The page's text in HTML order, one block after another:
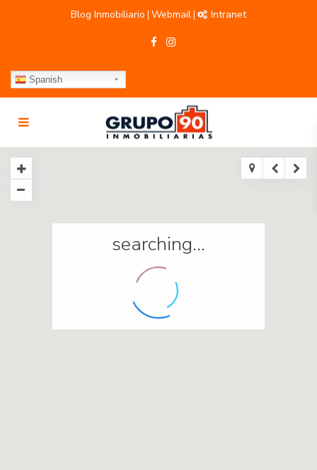
Blog Inmobiliario | Webmail| Intranet
Spanish
searching...